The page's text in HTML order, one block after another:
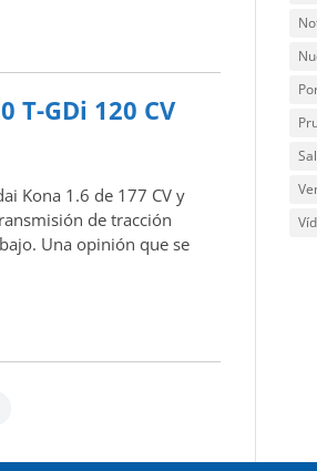
T-GDi 120 CV
Kona 1.6 de 177 CV y
de tracción
Una opinión que se